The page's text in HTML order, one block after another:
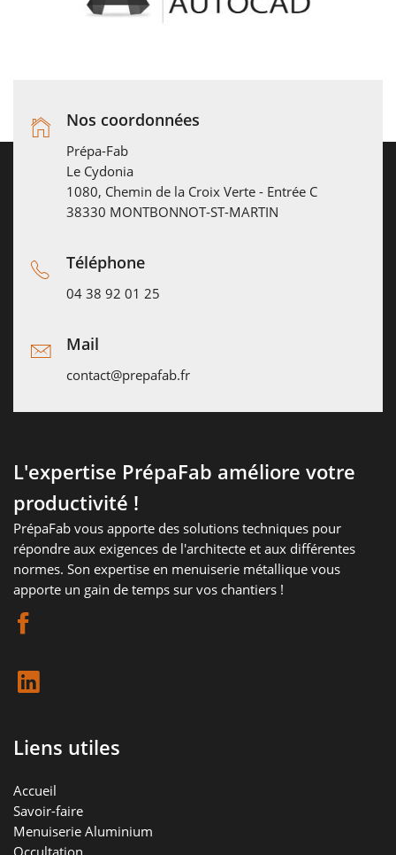
Nos coordonnées
Prépa-Fab
Le Cydonia
1080, Chemin de la Croix Verte - Entrée C
38330 MONTBONNOT-ST-MARTIN
Téléphone
04 38 92 01 25
Mail
contact@prepafab.fr
L'expertise PrépaFab améliore votre
productivité !
PrépaFab vous apporte des solutions techniques pour
répondre aux exigences de l'architecte et aux différentes
normes. Son expertise en menuiserie métallique vous
apporte un gain de temps sur vos chantiers !
Liens utiles
Accueil
Savoir-faire
Menuiserie Aluminium